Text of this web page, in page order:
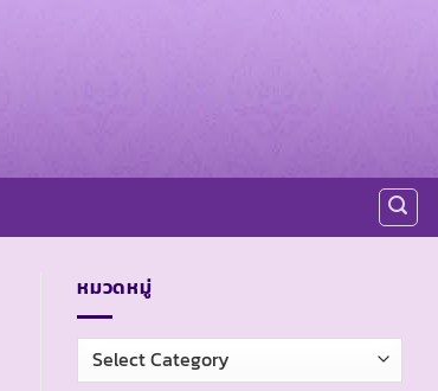
หมวดหมู่
หมวด
หมู่